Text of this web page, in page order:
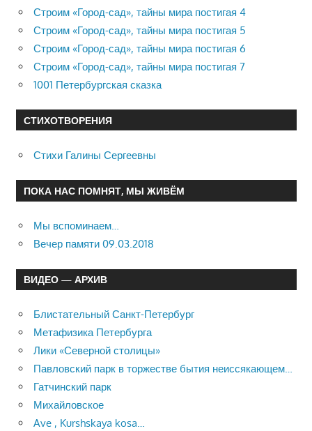
Строим «Город-сад», тайны мира постигая 4
Строим «Город-сад», тайны мира постигая 5
Строим «Город-сад», тайны мира постигая 6
Строим «Город-сад», тайны мира постигая 7
1001 Петербургская сказка
СТИХОТВОРЕНИЯ
Стихи Галины Сергеевны
ПОКА НАС ПОМНЯТ, МЫ ЖИВЁМ
Мы вспоминаем…
Вечер памяти 09.03.2018
ВИДЕО — АРХИВ
Блистательный Санкт-Петербург
Метафизика Петербурга
Лики «Северной столицы»
Павловский парк в торжестве бытия неиссякающем…
Гатчинский парк
Михайловское
Ave , Kurshskaya kosa…